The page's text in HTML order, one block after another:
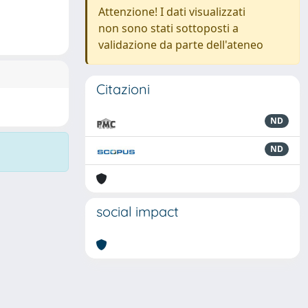
Attenzione! I dati visualizzati
non sono stati sottoposti a
validazione da parte dell'ateneo
Citazioni
ND
ND
social impact